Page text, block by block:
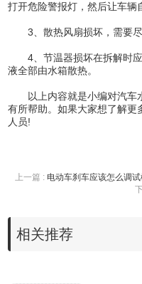
打开危险警报灯，然后让车辆
3、散热风扇损坏，需要
4、节温器损坏在拆解时
液全部由水箱散热。
以上内容就是小编对汽车
有所帮助。如果大家想了解更
人员!
上一篇 : 电动车刹车应该怎么调
相关推荐